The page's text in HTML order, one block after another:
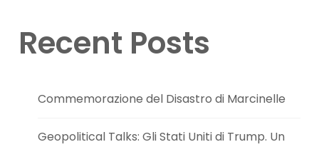
Recent Posts
Commemorazione del Disastro di Marcinelle
Geopolitical Talks: Gli Stati Uniti di Trump. Un